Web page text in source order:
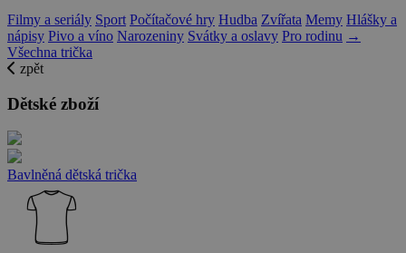
Filmy a seriály Sport Počítačové hry Hudba Zvířata Memy Hlášky a
nápisy Pivo a víno Narozeniny Svátky a oslavy Pro rodinu →
Všechna trička
zpět
Dětské zboží
Bavlněná dětská trička